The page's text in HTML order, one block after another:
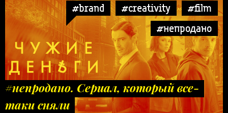
#brand #creativity
#film
#непродано
#непродано. Сериал, который все-
таки сняли